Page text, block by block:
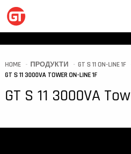
HOME ПРОДУКТИ
GT S 11 ON-LINE 1F
GT S 11 3000VA TOWER ON-LINE 1F
GT S 11 3000VA